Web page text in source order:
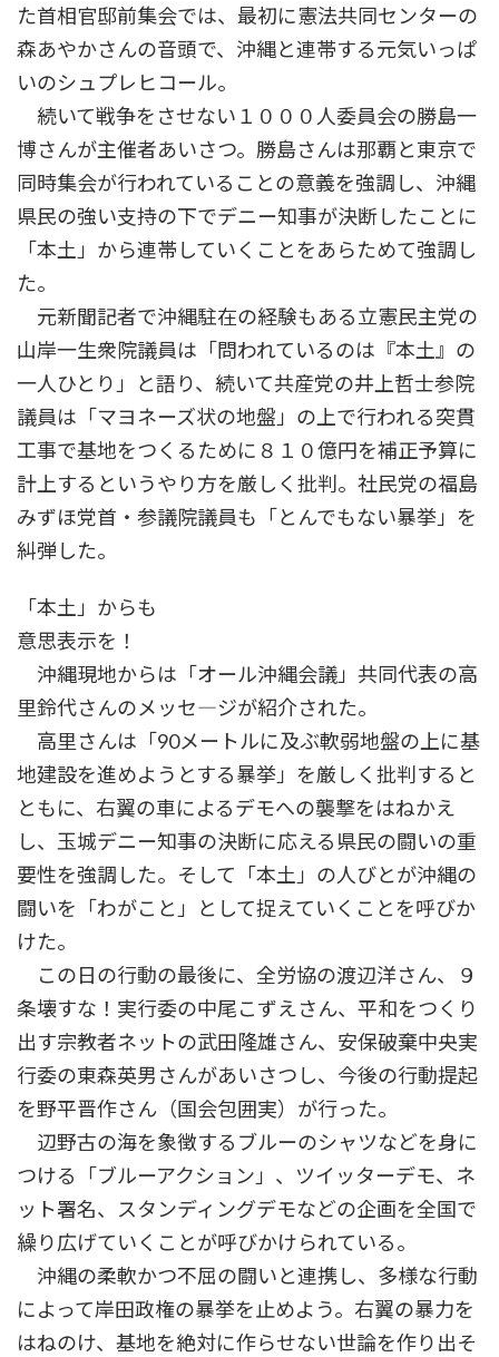
た首相官邸前集会では、最初に憲法共同センターの
森あやかさんの音頭で、沖縄と連帯する元気いっぱ
いのシュプレヒコール。
続いて戦争をさせない１０００人委員会の勝島一
博さんが主催者あいさつ。勝島さんは那覇と東京で
同時集会が行われていることの意義を強調し、沖縄
県民の強い支持の下でデニー知事が決断したことに
「本土」から連帯していくことをあらためて強調し
た。
元新聞記者で沖縄駐在の経験もある立憲民主党の
山岸一生衆院議員は「問われているのは『本土』の
一人ひとり」と語り、続いて共産党の井上哲士参院
議員は「マヨネーズ状の地盤」の上で行われる突貫
工事で基地をつくるために８１０億円を補正予算に
計上するというやり方を厳しく批判。社民党の福島
みずほ党首・参議院議員も「とんでもない暴挙」を
糾弾した。
「本土」からも
意思表示を！
沖縄現地からは「オール沖縄会議」共同代表の高
里鈴代さんのメッセ―ジが紹介された。
高里さんは「90メートルに及ぶ軟弱地盤の上に基
地建設を進めようとする暴挙」を厳しく批判すると
ともに、右翼の車によるデモへの襲撃をはねかえ
し、玉城デニー知事の決断に応える県民の闘いの重
要性を強調した。そして「本土」の人びとが沖縄の
闘いを「わがこと」として捉えていくことを呼びか
けた。
この日の行動の最後に、全労協の渡辺洋さん、９
条壊すな！実行委の中尾こずえさん、平和をつくり
出す宗教者ネットの武田隆雄さん、安保破棄中央実
行委の東森英男さんがあいさつし、今後の行動提起
を野平晋作さん（国会包囲実）が行った。
辺野古の海を象徴するブルーのシャツなどを身に
つける「ブルーアクション」、ツイッターデモ、ネ
ット署名、スタンディングデモなどの企画を全国で
繰り広げていくことが呼びかけられている。
沖縄の柔軟かつ不屈の闘いと連携し、多様な行動
によって岸田政権の暴挙を止めよう。右翼の暴力を
はねのけ、基地を絶対に作らせない世論を作り出そ